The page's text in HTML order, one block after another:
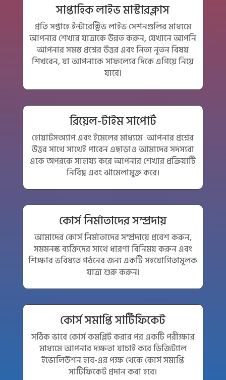
সাপ্তাহিক লাইভ মাস্টারক্লাস
প্রতি সপ্তাহে ইন্টারেক্টিভ লাইভ সেশনগুলির মাধ্যমে
আপনার শেখার যাত্রাকে উন্নত করুন, যেখানে আপনি
আপনার সমস্ত প্রশ্নের উত্তর এবং নিত্য নূতন বিষয়
শিখবেন, যা আপনাকে সাফল্যের দিকে এগিয়ে নিয়ে
যাবে।
রিয়েল-টাইম সাপোর্ট
হোয়াটসঅ্যাপ এবং ইমেলের মাধ্যমে আপনার প্রশ্নের
উত্তর সাথে সাথেই পাবেন এছাড়াও আমাদের সদস্যরা
একে অপরকে সাহায্য করে আপনার শেখার প্রক্রিয়াটি
নির্বিঘ্ন এবং ঝামেলামুক্ত করে।
কোর্স নির্মাতাদের সম্প্রদায়
আমাদের কোর্স নির্মাতাদের সম্প্রদায়ে প্রবেশ করুন,
সমমনস্ক ব্যক্তিদের সাথে ধারণা বিনিময় করুন এবং
শিক্ষার ভবিষ্যত গঠনের জন্য একটি সহযোগিতামূলক
যাত্রা শুরু করুন৷
কোর্স সমাপ্তি সার্টিফিকেট
সঠিক ভাবে কোর্স কমপ্লিট করার পর একটি পরীক্ষার
মাধ্যমে আপনার দক্ষতা যাচাই করে ডিজিট্যাল
ইভোলিউশন হাব-এর পক্ষ থেকে কোর্স সমাপ্তি
সার্টিফিকেট প্রদান করা হবে।